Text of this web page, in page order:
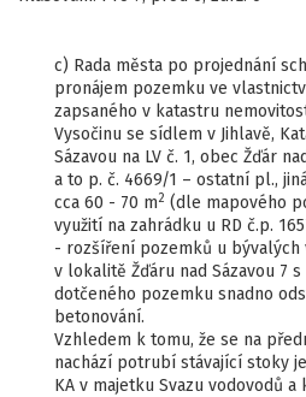
c) Rada města po projednání
pronájem pozemku ve
zapsaného v katastru
Vysočinu se sídlem v Jihlavě,
Sázavou na LV č. 1, obec Žďár
a to p. č. 4669/1 – ostatní pl.,
cca 60 - 70 m2 (dle mapového
využití na zahrádku u RD č.p.
- rozšíření pozemků u bývalých
v lokalitě Žďáru nad Sázavou 7
dotčeného pozemku snadno
betonování.
Vzhledem k tomu, že se na
nachází potrubí stávající stoky
KA v majetku Svazu vodovodů a